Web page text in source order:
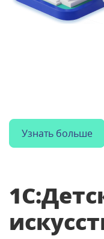
Узнать больше